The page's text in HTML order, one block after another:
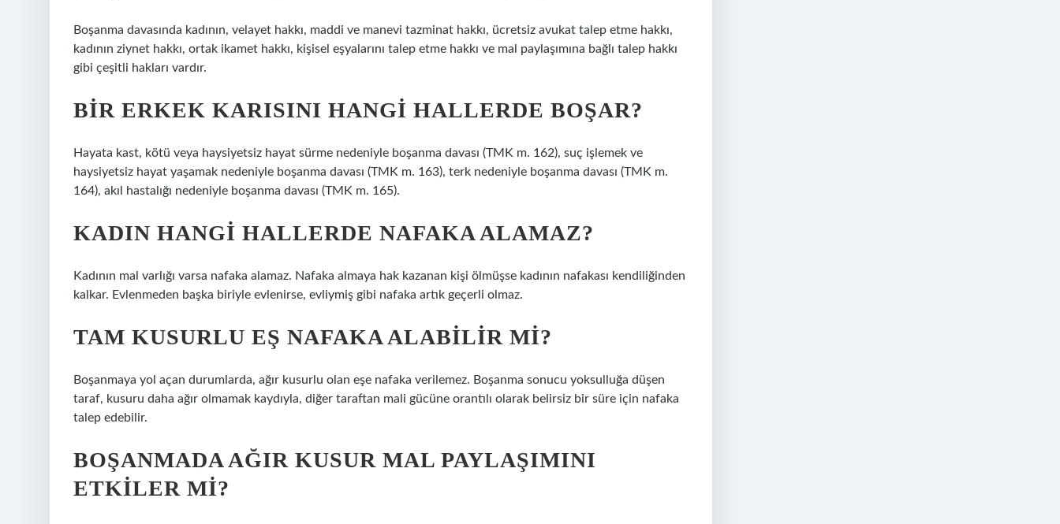
Boşanma davasında kadının, velayet hakkı, maddi ve manevi tazminat hakkı, ücretsiz avukat talep etme hakkı,
kadının ziynet hakkı, ortak ikamet hakkı, kişisel eşyalarını talep etme hakkı ve mal paylaşımına bağlı talep hakkı
gibi çeşitli hakları vardır.
BIR ERKEK KARISINI HANGI HALLERDE BOŞAR?
Hayata kast, kötü veya haysiyetsiz hayat sürme nedeniyle boşanma davası (TMK m. 162), suç işlemek ve
haysiyetsiz hayat yaşamak nedeniyle boşanma davası (TMK m. 163), terk nedeniyle boşanma davası (TMK m.
164), akıl hastalığı nedeniyle boşanma davası (TMK m. 165).
KADIN HANGI HALLERDE NAFAKA ALAMAZ?
Kadının mal varlığı varsa nafaka alamaz. Nafaka almaya hak kazanan kişi ölmüşse kadının nafakası kendiliğinden
kalkar. Evlenmeden başka biriyle evlenirse, evliymiş gibi nafaka artık geçerli olmaz.
TAM KUSURLU EŞ NAFAKA ALABILIR MI?
Boşanmaya yol açan durumlarda, ağır kusurlu olan eşe nafaka verilemez. Boşanma sonucu yoksulluğa düşen
taraf, kusuru daha ağır olmamak kaydıyla, diğer taraftan mali gücüne orantılı olarak belirsiz bir süre için nafaka
talep edebilir.
BOŞANMADA AĞIR KUSUR MAL PAYLAŞIMINI
ETKILER MI?